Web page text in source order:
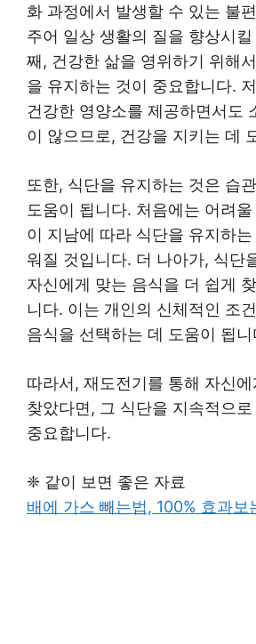
화 과정에서 발생할 수 있는 불
주어 일상 생활의 질을 향상시
째, 건강한 삶을 영위하기 위해
을 유지하는 것이 중요합니다.
건강한 영양소를 제공하면서도
이 않으므로, 건강을 지키는 데
또한, 식단을 유지하는 것은 습
도움이 됩니다. 처음에는 어려
이 지남에 따라 식단을 유지하
워질 것입니다. 더 나아가, 식단
자신에게 맞는 음식을 더 쉽게
니다. 이는 개인의 신체적인 조
음식을 선택하는 데 도움이 됩니
따라서, 재도전기를 통해 자신
찾았다면, 그 식단을 지속적으
중요합니다.
❈ 같이 보면 좋은 자료
배에 가스 빼는법, 100% 효과보